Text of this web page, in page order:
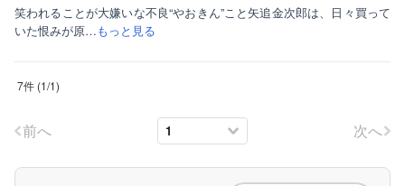
笑われることが大嫌いな不良“やおきん”こと矢追金次郎は、日々買って
いた恨みが原…もっと見る
7件 (1/1)
前へ 次へ